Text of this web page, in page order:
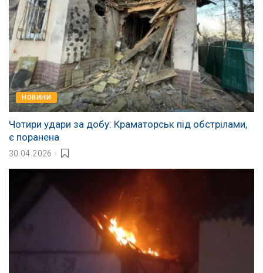
НОВИНИ
Чотири удари за добу: Краматорськ під обстрілами,
є поранена
30.04.2026